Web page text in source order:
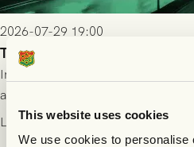
This website uses cookies
We use cookies to personalise
2026-07-29 19:00
Truppen till FC Nordsjælland -
Imorgon torsdag spelar GAIS
andra kvalmatchen till Conference
Park! Fredrik Holmberg och
trupp till matchen:
Läs mer